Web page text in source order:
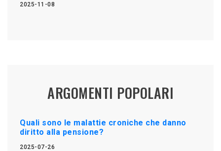
2025-11-08
ARGOMENTI POPOLARI
Quali sono le malattie croniche che danno
diritto alla pensione?
2025-07-26